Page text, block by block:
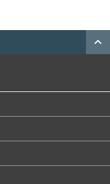
expand_less